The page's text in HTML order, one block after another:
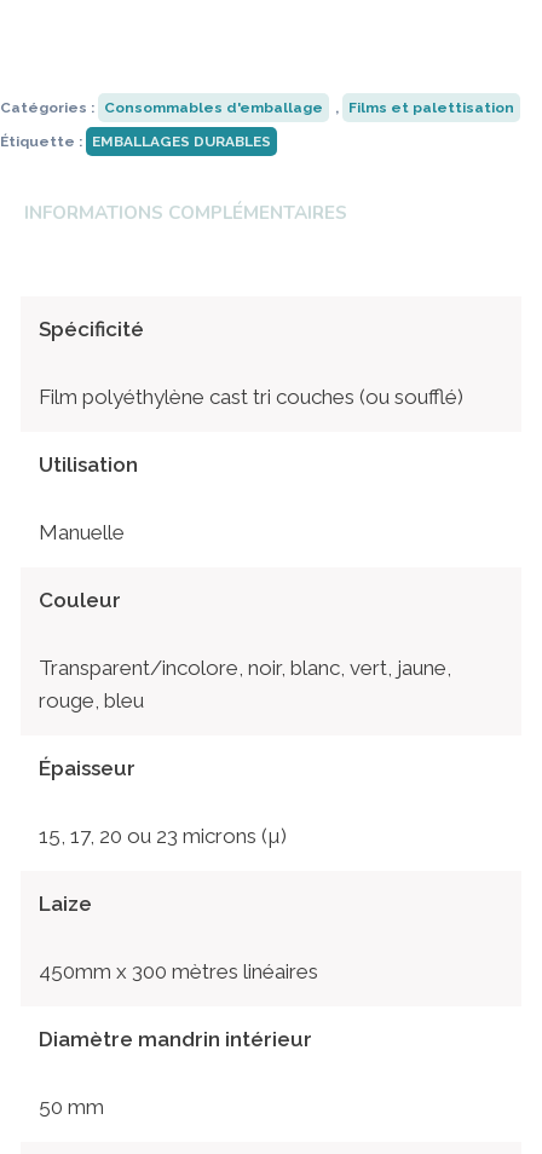
Catégories : Consommables d'emballage ,
Films et palettisation
Étiquette :
EMBALLAGES DURABLES
INFORMATIONS COMPLÉMENTAIRES
Spécificité
Film polyéthylène cast tri couches (ou soufflé)
Utilisation
Manuelle
Couleur
Transparent/incolore, noir, blanc, vert, jaune,
rouge, bleu
Épaisseur
15, 17, 20 ou 23 microns (µ)
Laize
450mm x 300 mètres linéaires
Diamètre mandrin intérieur
50 mm